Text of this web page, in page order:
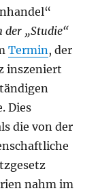
der „Studie“
Termin , der
inszeniert
Dies
die von der
nahm im